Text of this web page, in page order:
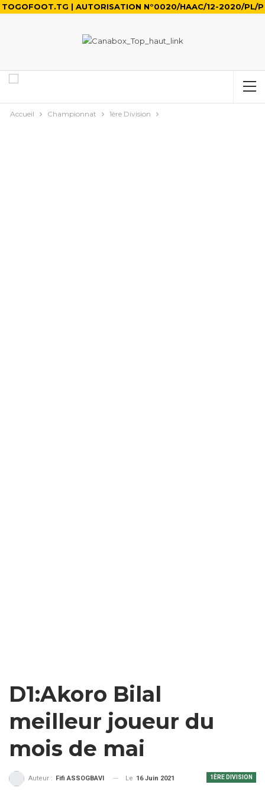
TOGOFOOT.TG | AUTORISATION N°0020/HAAC/12-2020/PL/P
Accueil Championnat 1ère Division
D1:Akoro Bilal
meilleur joueur du
mois de mai
1ÈRE DIVISION
Auteur : Fifi ASSOGBAVI Le 16 Juin 2021